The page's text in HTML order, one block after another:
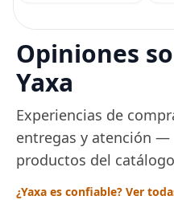
Opiniones
Yaxa
Experiencias de
entregas y atención —
productos del catálogo
¿Yaxa es confiable? Ver